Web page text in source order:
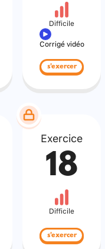
Difficile
Corrigé vidéo
s'exercer
Exercice
18
Difficile
s'exercer